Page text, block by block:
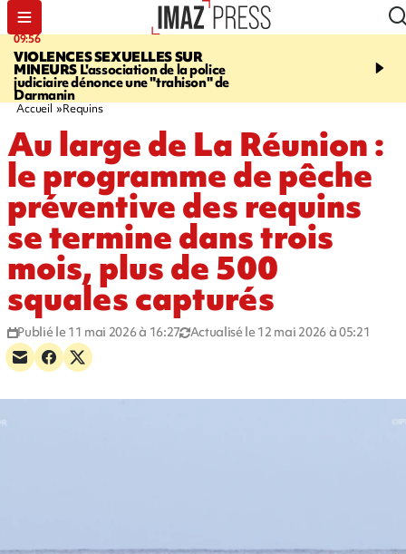
09:56
VIOLENCES SEXUELLES SUR
MINEURS L'association de la police
judiciaire dénonce une "trahison" de
Darmanin
12:19
grièvement blessé à
Accueil Requins
Au large de La Réunion :
le programme de pêche
préventive des requins
se termine dans trois
mois, plus de 500
squales capturés
Publié le 11 mai 2026 à 16:27 Actualisé le 12 mai 2026 à 05:21